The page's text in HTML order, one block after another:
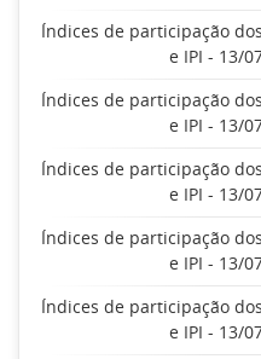
Índices de participação
e IPI - 13/
Índices de participação
e IPI - 13/
Índices de participação
e IPI - 13/
Índices de participação
e IPI - 13/
Índices de participação
e IPI - 13/